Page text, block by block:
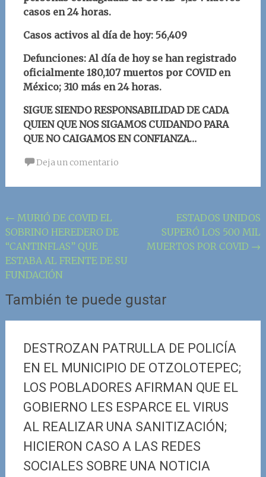
casos en 24 horas.
Casos activos al día de hoy: 56,409
Defunciones: Al día de hoy se han registrado
oficialmente 180,107 muertos por COVID en
México; 310 más en 24 horas.
SIGUE SIENDO RESPONSABILIDAD DE CADA
QUIEN QUE NOS SIGAMOS CUIDANDO PARA
QUE NO CAIGAMOS EN CONFIANZA…
Deja un comentario
Navegación
de
la
entrada
← MURIÓ DE COVID EL
SOBRINO HEREDERO DE
“CANTINFLAS” QUE
ESTABA AL FRENTE DE SU
FUNDACIÓN
ESTADOS UNIDOS
SUPERÓ LOS 500 MIL
MUERTOS POR COVID →
También te puede gustar
DESTROZAN PATRULLA DE POLICÍA
EN EL MUNICIPIO DE OTZOLOTEPEC;
LOS POBLADORES AFIRMAN QUE EL
GOBIERNO LES ESPARCE EL VIRUS
AL REALIZAR UNA SANITIZACIÓN;
HICIERON CASO A LAS REDES
SOCIALES SOBRE UNA NOTICIA